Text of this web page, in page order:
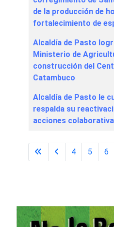
de la producción de
fortalecimiento de
Alcaldía de Pasto
Ministerio de
construcción del
Catambuco
Alcaldía de Pasto le
respalda su
acciones
4 5 6